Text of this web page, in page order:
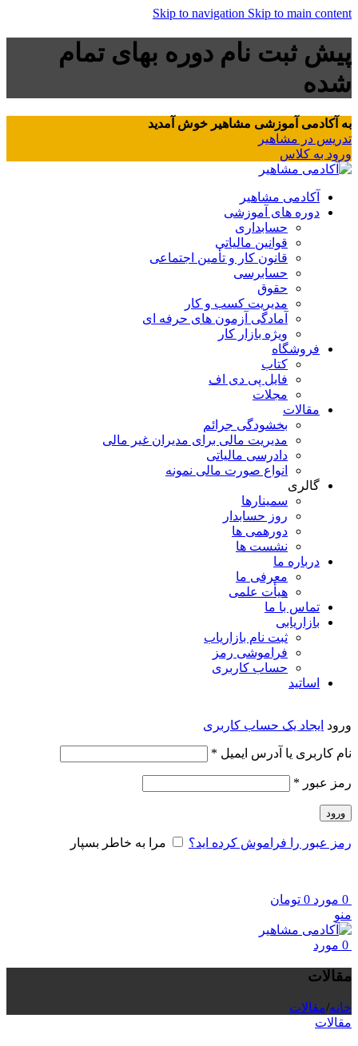
Skip to navigation Skip to main content
پیش ثبت نام دوره بهای تمام
شده
به آکادمی آموزشی مشاهیر خوش آمدید
تدریس در مشاهیر
ورود به کلاس
آکادمی مشاهیر
دوره های آموزشی
حسابداری
قوانین مالیاتی
قانون کار و تأمین اجتماعی
حسابرسی
حقوق
مدیریت کسب و کار
آمادگی آزمون های حرفه ای
ویژه بازار کار
فروشگاه
کتاب
فایل پی دی اف
مجلات
مقالات
بخشودگی جرائم
مدیریت مالی برای مدیران غیر مالی
دادرسی مالیاتی
انواع صورت مالی نمونه
گالری
سمینارها
روز حسابدار
دورهمی ها
نشست ها
درباره ما
معرفی ما
هیأت علمی
تماس با ما
بازاریابی
ثبت نام بازاریاب
فراموشی رمز
حساب کاربری
اساتید
ورود ایجاد یک حساب کاربری
نام کاربری یا آدرس ایمیل *
رمز عبور *
ورود
رمز عبور را فراموش کرده اید؟ مرا به خاطر بسپار
0 مورد 0 تومان
منو
0 مورد
مقالات
خانه/مقالات
مقالات